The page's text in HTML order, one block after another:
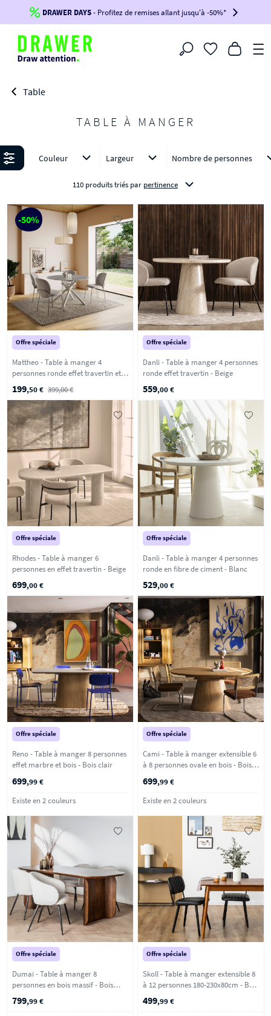
Jusqu'à-100€*sur votre commande !
BIKINI100
-voir conditions en bas de page-
DRAWER DAYS- Profitez de remises allant jusqu'à -50%*
Filtrer
Table
TABLE À MANGER
Affiner Couleur Largeur Nombre de personnes
110 produits triés par pertinence
-50%
Offre spéciale
Mattheo - Table à manger 4
personnes ronde effet travertin et
199,50 € 399,00 €
Offre spéciale
Danli - Table à manger 4 personnes
ronde effet travertin - Beige
559,00 €
Offre spéciale
Rhodes - Table à manger 6
personnes en effet travertin - Beige
699,00 €
Offre spéciale
Danli - Table à manger 4 personnes
ronde en fibre de ciment - Blanc
529,00 €
Offre spéciale
Reno - Table à manger 8 personnes
effet marbre et bois - Bois clair
699,99 €
Existe en 2 couleurs
Offre spéciale
Cami - Table à manger extensible 6
à 8 personnes ovale en bois - Bois
699,99 €
Existe en 2 couleurs
Offre spéciale
Dumai - Table à manger 8
personnes en bois massif - Bois
foncé
799,99 €
Offre spéciale
Skoll - Table à manger extensible 8
à 12 personnes 180-230x80cm - Bois
foncé
499,99 €